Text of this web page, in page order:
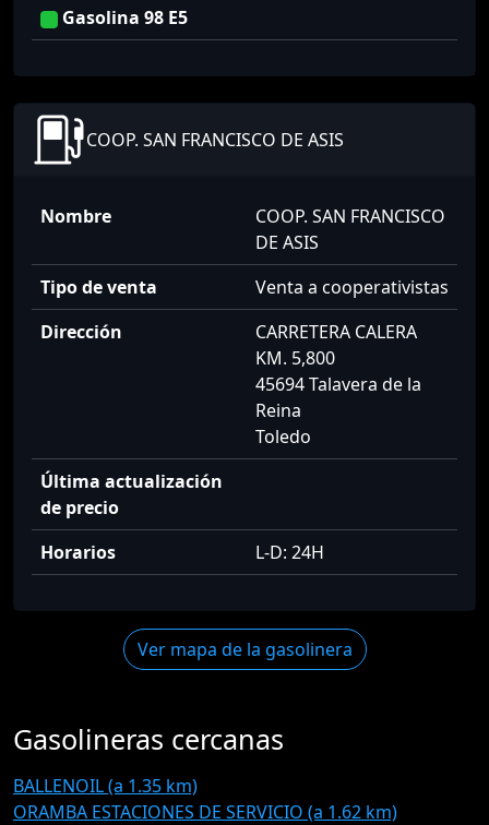
Gasolina 98 E5
COOP. SAN FRANCISCO DE ASIS
Nombre
COOP. SAN FRANCISCO
DE ASIS
Tipo de venta
Venta a cooperativistas
Dirección
CARRETERA CALERA
KM. 5,800
45694 Talavera de la
Reina
Toledo
Última actualización
de precio
Horarios
L-D: 24H
Ver mapa de la gasolinera
Gasolineras cercanas
BALLENOIL (a 1.35 km)
ORAMBA ESTACIONES DE SERVICIO (a 1.62 km)